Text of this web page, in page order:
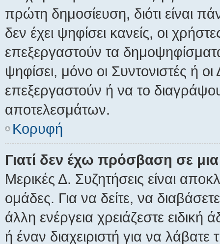
πρώτη δημοσίευση, διότι είναι
δεν έχει ψηφίσει κανείς, οι
επεξεργαστούν τα
ψηφίσει, μόνο οι Συντονιστές ή
επεξεργαστούν ή να το
αποτελεσμάτων.
Κορυφή
Γιατί δεν έχω πρόσβαση σε
Μερικές Δ. Συζητήσεις είναι
ομάδες. Για να δείτε, να
άλλη ενέργεια χρειάζεστε ειδική
ή έναν διαχειριστή για να λάβατε